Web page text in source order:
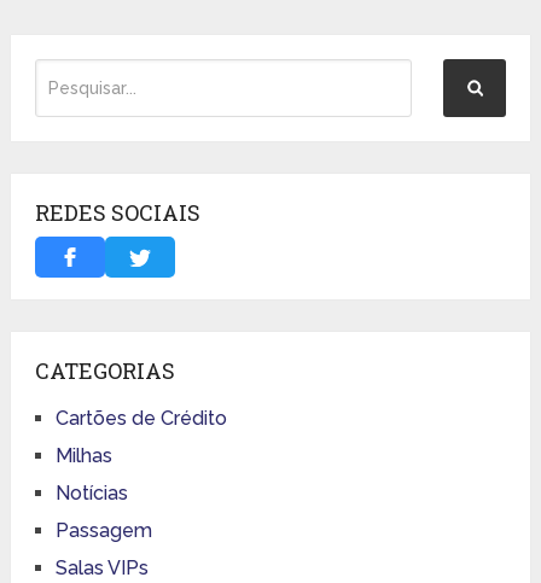
REDES SOCIAIS
CATEGORIAS
Cartões de Crédito
Milhas
Notícias
Passagem
Salas VIPs